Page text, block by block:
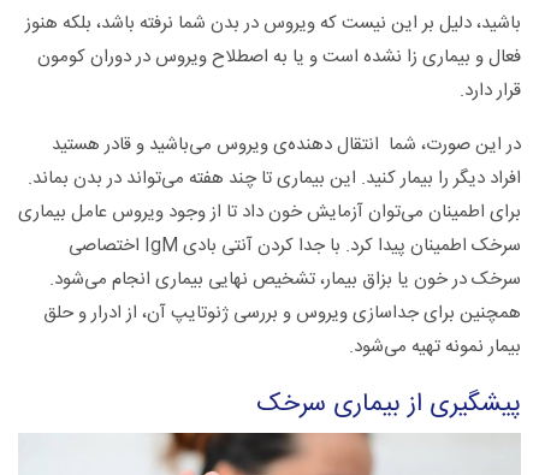
باشید، دلیل بر این نیست که ویروس در بدن شما نرفته باشد، بلکه هنوز
فعال و بیماری زا نشده است و یا به اصطلاح ویروس در دوران کومون
قرار دارد.
در این صورت، شما انتقال دهنده‌ی ویروس می‌باشید و قادر هستید
افراد دیگر را بیمار کنید. این بیماری تا چند هفته می‌تواند در بدن بماند.
برای اطمینان می‌توان آزمایش خون داد تا از وجود ویروس عامل بیماری
سرخک اطمینان پیدا کرد. با جدا کردن آنتی بادی IgM اختصاصی
سرخک در خون یا بزاق بیمار، تشخیص نهایی بیماری انجام می‌شود.
همچنین برای جداسازی ویروس و بررسی ژنوتایپ آن، از ادرار و حلق
بیمار نمونه تهیه می‌شود.
پیشگیری از بیماری سرخک